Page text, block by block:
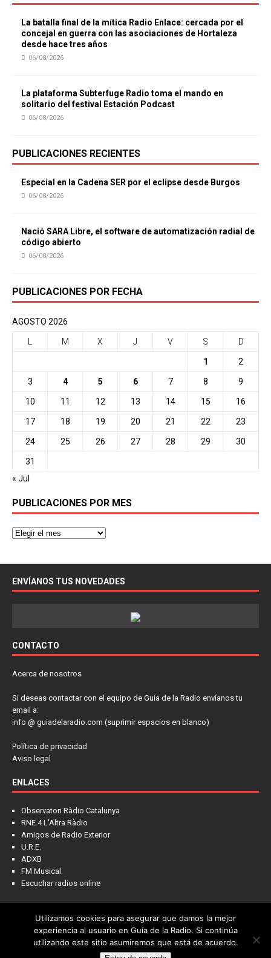
La batalla final de la mítica Radio Enlace: cercada por el
concejal en guerra con las asociaciones de Hortaleza
desde hace tres años
06/08/2026
La plataforma Subterfuge Radio toma el mando en
solitario del festival Estación Podcast
06/08/2026
PUBLICACIONES RECIENTES
Especial en la Cadena SER por el eclipse desde Burgos
06/08/2026
Nació SARA Libre, el software de automatización radial de
código abierto
06/08/2026
PUBLICACIONES POR FECHA
AGOSTO 2026
M X J V S D
1 2
3 4 5 6 7 8 9
10 11 12 13 14 15 16
17 18 19 20 21 22 23
24 25 26 27 28 29 30
31
« Jul
PUBLICACIONES POR MES
ENVÍANOS TUS NOVEDADES
CONTACTO
Acerca de nosotros
Si deseas contactar con el equipo de Guía de la Radio envíanos tu
email a:
info @ guiadelaradio.com (suprimir espacios en blanco)
Política de privacidad
Aviso legal
ENLACES
Observatori Ràdio Catalunya
RNE 4 L'Altra Ràdio
Amigos de Radio Exterior
U.R.E.
ADXB
FM Musical
Escuchar radios online
NOTICIAS FRECUENCIAS LA COLUMNA PIENSA EN LÍDER
CONTACTO
Utilizamos cookies para asegurar que damos la mejor
experiencia al usuario en Guía de la Radio. Si continúa
utilizando este sitio asumiremos que está de acuerdo.